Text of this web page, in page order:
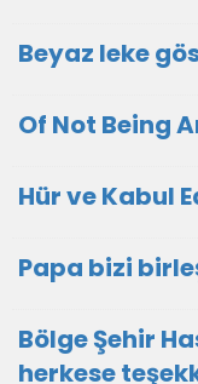
Beyaz leke
Of Not Being
Hür ve Kabul
Papa bizi
Bölge Şehir
herkese